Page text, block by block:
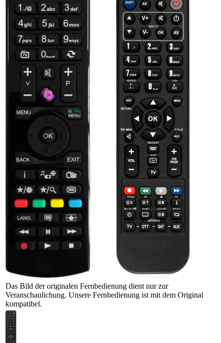
Das Bild der originalen Fernbedienung dient nur zur
Veranschaulichung. Unsere Fernbedienung ist mit dem Original
kompatibel.